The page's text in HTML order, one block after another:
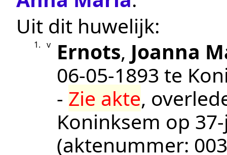
Uit dit huwelijk:
1. v Ernots, Joanna
06‑05‑1893 te
- Zie akte,
Koninksem op
(aktenummer: 003